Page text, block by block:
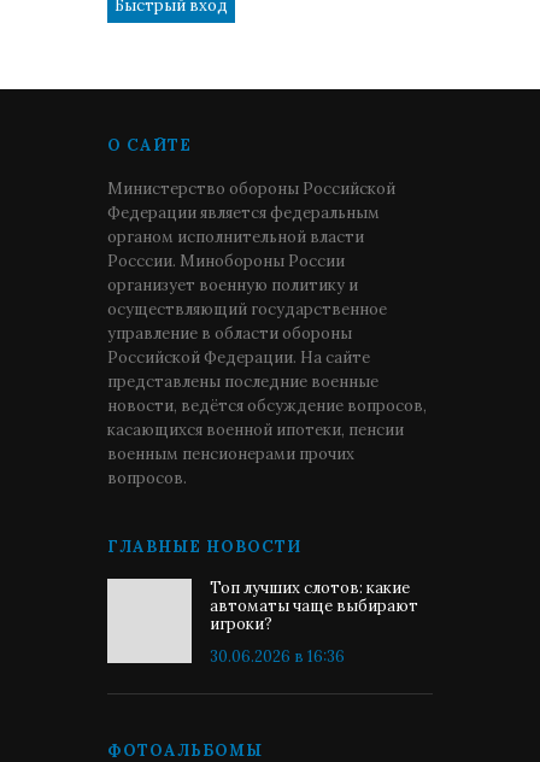
О САЙТЕ
Министерство обороны Российской
Федерации является федеральным
органом исполнительной власти
Росссии. Минобороны России
организует военную политику и
осуществляющий государственное
управление в области обороны
Российской Федерации. На сайте
представлены последние военные
новости, ведётся обсуждение вопросов,
касающихся военной ипотеки, пенсии
военным пенсионерами прочих
вопросов.
ГЛАВНЫЕ НОВОСТИ
Топ лучших слотов: какие
автоматы чаще выбирают
игроки?
30.06.2026 в 16:36
ФОТОАЛЬБОМЫ